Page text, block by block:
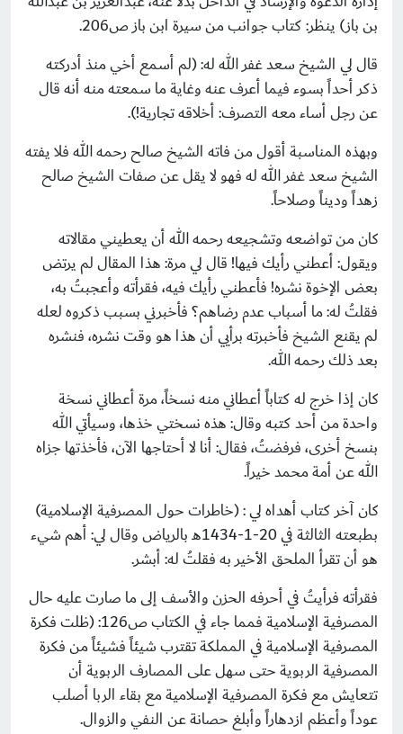
بن باز) ينظر: كتاب جوانب من سيرة ابن باز ص206.
قال لي الشيخ سعد غفر الله له: (لم أسمع أخي منذ أدركته
ذكر أحداً بسوء فيما أعرف عنه وغاية ما سمعته منه أنه قال
عن رجل أساء معه التصرف: أخلاقه تجارية!).
وبهذه المناسبة أقول من فاته الشيخ صالح رحمه الله فلا يفته
الشيخ سعد غفر الله له فهو لا يقل عن صفات الشيخ صالح
زهداً وديناً وصلاحاً.
كان من تواضعه وتشجيعه رحمه الله أن يعطيني مقالاته
ويقول: أعطني رأيك فيها! قال لي مرة: هذا المقال لم يرتض
بعض الإخوة نشره! فأعطني رأيك فيه، فقرأته وأعجبتُ به،
فقلتُ له: ما أسباب عدم رضاهم؟ فأخبرني بسبب ذكروه لعله
لم يقنع الشيخ فأخبرته برأيي أن هذا هو وقت نشره، فنشره
بعد ذلك رحمه الله.
كان إذا خرج له كتاباً أعطاني منه نسخاً، مرة أعطاني نسخة
واحدة من أحد كتبه وقال: هذه نسختي خذها، وسيأتي الله
بنسخ أخرى، فرفضتُ، فقال: أنا لا أحتاجها الآن، فأخذتها جزاه
الله عن أمة محمد خيراً.
كان آخر كتاب أهداه لي : (خاطرات حول المصرفية الإسلامية)
بطبعته الثالثة في 20-1-1434هـ بالرياض وقال لي: أهم شيء
هو أن تقرأ الملحق الأخير به فقلتُ له: أبشر.
فقرأته فرأيتُ في أحرفه الحزن والأسف إلى ما صارت عليه حال
المصرفية الإسلامية فمما جاء في الكتاب ص126: (ظلت فكرة
المصرفية الإسلامية في المملكة تقترب شيئاً فشيئاً من فكرة
المصرفية الربوية حتى سهل على المصارف الربوية أن
تتعايش مع فكرة المصرفية الإسلامية مع بقاء الربا أصلب
عوداً وأعظم ازدهاراً وأبلغ حصانة عن النفي والزوال.